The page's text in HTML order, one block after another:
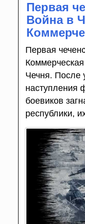
Первая
Война в
Первая
Чечня. После
наступления
боевиков
республики,